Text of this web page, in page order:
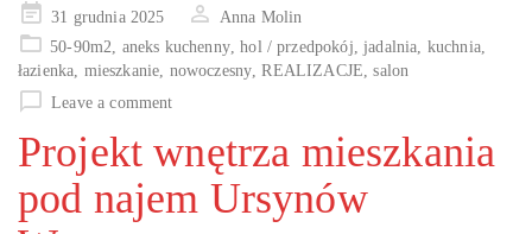
Posted
on
31 grudnia 2025
Anna Molin
50-90m2, aneks kuchenny,hol / przedpokój,jadalnia, kuchnia,
łazienka, mieszkanie, nowoczesny,REALIZACJE,salon
Leave a comment
Projekt wnętrza mieszkania
pod najem Ursynów